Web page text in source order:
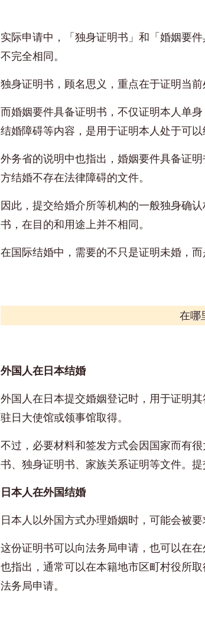
实际申请中，「独身证明书」和「婚姻要
不完全相同。
独身证明书，顾名思义，重点在于证明当前
而婚姻要件具备证明书，不仅证明本人单
结婚障碍等内容，是用于证明本人处于可以
外务省的说明中也指出，婚姻要件具备证
方结婚不存在法律障碍的文件。
因此，提交给婚介所等机构的一般独身确
书，在目的和用途上并不相同。
在国际结婚中，需要的不只是证明未婚，
在哪
外国人在日本结婚
外国人在日本提交婚姻登记时，用于证明
驻日大使馆或领事馆取得。
不过，必要材料和签发方式会因国家而有
书、独身证明书、家族关系证明等文件。
日本人在外国结婚
日本人以外国方式办理婚姻时，可能会被
这份证明书可以向法务局申请，也可以在
也指出，通常可以在本籍地市区町村役所
法务局申请。